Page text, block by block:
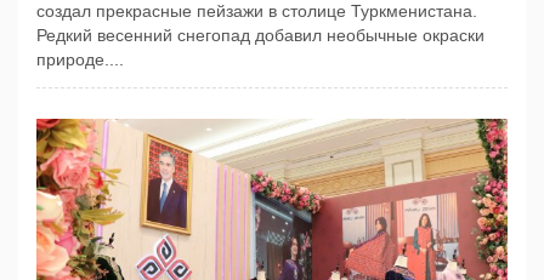
создал прекрасные пейзажи в столице Туркменистана.
Редкий весенний снегопад добавил необычные окраски
природе....